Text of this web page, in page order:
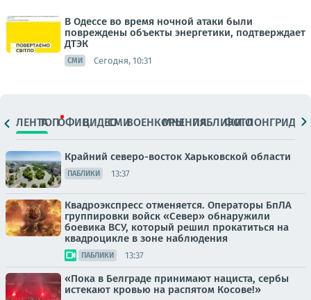
В Одессе во время ночной атаки были
повреждены объекты энергетики, подтверждает
ДТЭК
СМИ Сегодня, 10:31
ЛЕНТАТОПОФИЦ.ВИДЕОСМИВОЕНКОРЫМНЕНИЯПАБЛИКИ
ФОТОЛОНГРИДЫ
Крайний северо-восток Харьковской области
ПАБЛИКИ 13:37
Квадроэкспресс отменяется. Операторы БпЛА
группировки войск «Север» обнаружили
боевика ВСУ, который решил прокатиться на
квадроцикле в зоне наблюдения
ПАБЛИКИ 13:37
«Пока в Белграде принимают нациста, сербы
истекают кровью на распятом Косове!»